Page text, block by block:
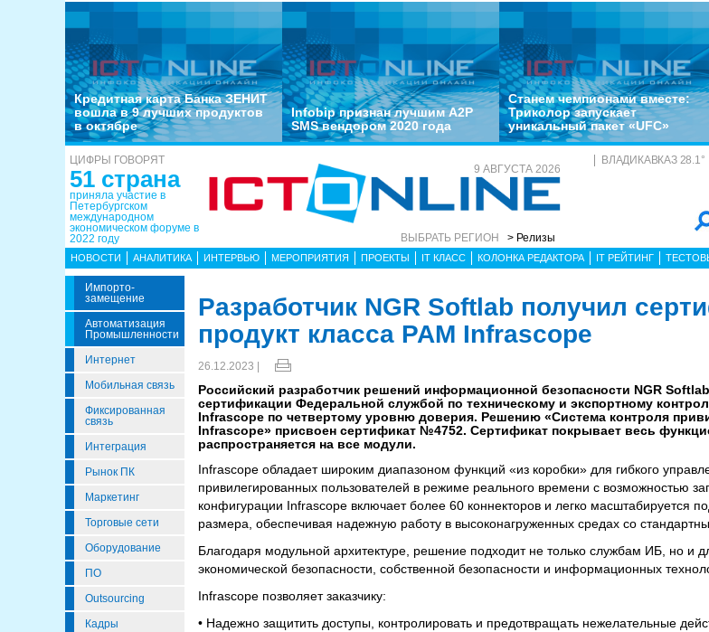
Кредитная карта Банка ЗЕНИТ
вошла в 9 лучших продуктов
в октябре
Infobip признан лучшим A2P
SMS вендором 2020 года
Станем чемпионами вместе:
Триколор запускает
уникальный пакет «UFC»
ЦИФРЫ ГОВОРЯТ
51 страна
приняла участие в
Петербургском
международном
экономическом форуме в
2022 году
9 АВГУСТА 2026
ВЫБРАТЬ РЕГИОН > Релизы
ВЛАДИКАВКАЗ 28.1°
НОВОСТИ АНАЛИТИКА ИНТЕРВЬЮ МЕРОПРИЯТИЯ ПРОЕКТЫ IT КЛАСС КОЛОНКА РЕДАКТОРА IT РЕЙТИНГ
Импорто­
Замещение
Автоматизация
Промышленности
Интернет
Мобильная связь
Фиксированная
связь
Интеграция
Рынок ПК
Маркетинг
Торговые сети
Оборудование
ПО
Outsourcing
Кадры
Разработчик NGR Softlab получил
продукт класса PAM Infrascope
26.12.2023 |
Российский разработчик решений информационной безопасности NGR
сертификации Федеральной службой по техническому и экспортному
Infrascope по четвертому уровню доверия. Решению «Система контроля
Infrascope» присвоен сертификат №4752. Сертификат покрывает весь
распространяется на все модули.
Infrascope обладает широким диапазоном функций «из коробки» для гибкого
привилегированных пользователей в режиме реального времени с возможностью
конфигурации Infrascope включает более 60 коннекторов и легко масштабируется
размера, обеспечивая надежную работу в высоконагруженных средах со
Благодаря модульной архитектуре, решение подходит не только службам ИБ, но и
экономической безопасности, собственной безопасности и информационных
Infrascope позволяет заказчику:
• Надежно защитить доступы, контролировать и предотвращать нежелательные